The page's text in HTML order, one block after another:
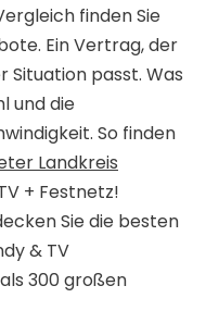
finden Sie
Ein Vertrag, der
Situation passt. Was
und die
So finden
Landkreis
+ Festnetz!
Sie die besten
& TV
300 großen